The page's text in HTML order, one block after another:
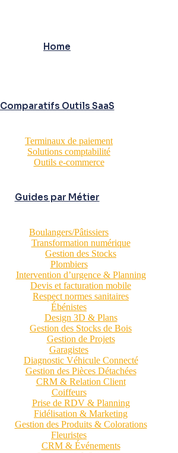
Home
Comparatifs Outils SaaS
Terminaux de paiement
Solutions comptabilité
Outils e-commerce
Guides par Métier
Boulangers/Pâtissiers
Transformation numérique
Gestion des Stocks
Plombiers
Intervention d’urgence & Planning
Devis et facturation mobile
Respect normes sanitaires
Ébénistes
Design 3D & Plans
Gestion des Stocks de Bois
Gestion de Projets
Garagistes
Diagnostic Véhicule Connecté
Gestion des Pièces Détachées
CRM & Relation Client
Coiffeurs
Prise de RDV & Planning
Fidélisation & Marketing
Gestion des Produits & Colorations
Fleuristes
CRM & Événements